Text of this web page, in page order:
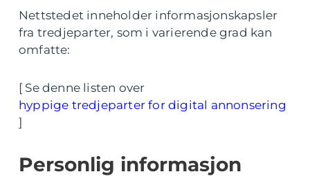
Nettstedet inneholder informasjonskapsler
fra tredjeparter, som i varierende grad kan
omfatte:
[ Se denne listen over
hyppige tredjeparter for digital annonsering
]
Personlig informasjon